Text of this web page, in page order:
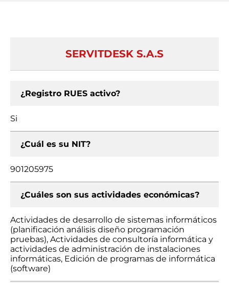
SERVITDESK S.A.S
¿Registro RUES activo?
Si
¿Cuál es su NIT?
901205975
¿Cuáles son sus actividades económicas?
Actividades de desarrollo de sistemas informáticos
(planificación análisis diseño programación
pruebas), Actividades de consultoría informática y
actividades de administración de instalaciones
informáticas, Edición de programas de informática
(software)